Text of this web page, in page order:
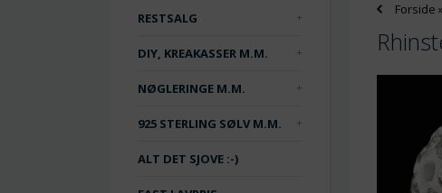
RESTSALG
DIY, KREAKASSER M.M.
NØGLERINGE M.M.
925 STERLING SØLV M.M.
ALT DET SJOVE :-)
Forside